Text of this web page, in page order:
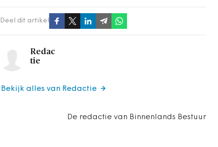
Deel dit artikel
Redac
tie
De redactie van Binnenlands Bestuur
Bekijk alles van Redactie